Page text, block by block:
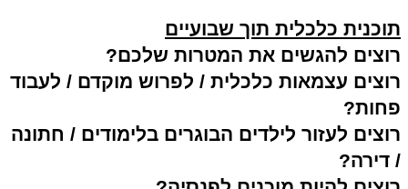
תוכנית כלכלית תוך שבועיים
רוצים להגשים את המטרות שלכם?
רוצים עצמאות כלכלית / לפרוש מוקדם / לעבוד
פחות?
רוצים לעזור לילדים הבוגרים בלימודים / חתונה
/ דירה?